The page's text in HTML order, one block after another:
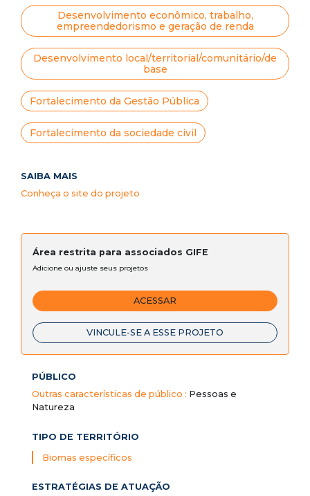
Desenvolvimento econômico, trabalho,
empreendedorismo e geração de renda
Desenvolvimento local/territorial/comunitário/de
base
Fortalecimento da Gestão Pública
Fortalecimento da sociedade civil
SAIBA MAIS
Conheça o site do projeto
Área restrita para associados GIFE
Adicione ou ajuste seus projetos
ACESSAR
VINCULE-SE A ESSE PROJETO
PÚBLICO
Outras características de público : Pessoas e
Natureza
TIPO DE TERRITÓRIO
Biomas específicos
ESTRATÉGIAS DE ATUAÇÃO